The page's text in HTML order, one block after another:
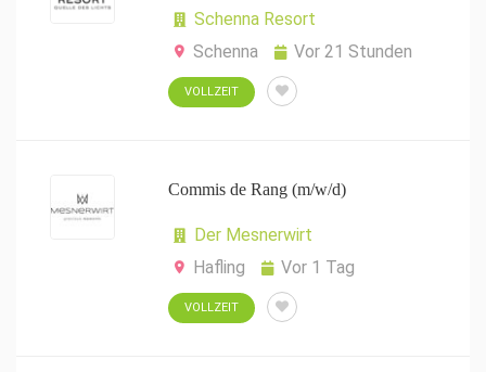
Schenna Resort
Schenna
Vor 21 Stunden
VOLLZEIT
Commis de Rang (m/w/d)
Der Mesnerwirt
Hafling
Vor 1 Tag
VOLLZEIT